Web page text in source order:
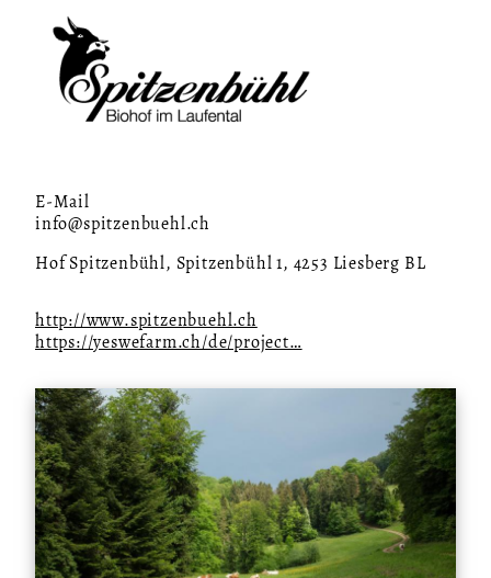
E-Mail
info@spitzenbuehl.ch
Hof Spitzenbühl, Spitzenbühl 1, 4253 Liesberg BL
http://www.spitzenbuehl.ch
https://yeswefarm.ch/de/project…